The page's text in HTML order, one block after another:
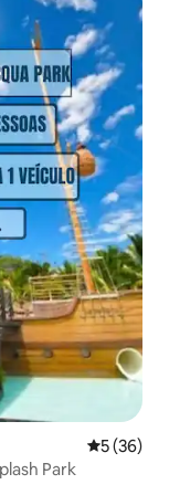
5 (36)
Park